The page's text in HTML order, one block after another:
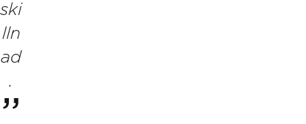
ski
lln
ad
.